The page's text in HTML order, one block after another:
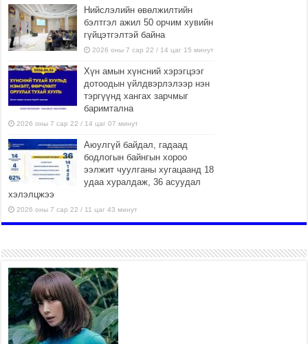
Нийслэлийн өвөлжилтийн
бэлтгэл ажил 50 орчим хувийн
гүйцэтгэлтэй байна
2026 оны 7 сар 22 / 14 цаг 15 минут
Хүн амын хүнсний хэрэгцээг
дотоодын үйлдвэрлэлээр нэн
тэргүүнд хангах зарчмыг
баримтална
2026 оны 7 сар 22 / 14 цаг 07 минут
Аюулгүй байдал, гадаад
бодлогын байнгын хороо
ээлжит чуулганы хугацаанд 18
удаа хуралдаж, 36 асуудал
хэлэлцжээ
2026 оны 7 сар 22 / 11 цаг 43 минут
боломжтой-Хүүхэд хөгжүүлэх
төв” байгуулах төсөлд төр,
хувийн хэвшлийн түншлэлийн хүрээнд хамтран
ажиллахыг урьж байна
2026 оны 7 сар 22 / 9 цаг 28 минут
Б.Пүрэвдагва: “Урт цагаан”-ыг залуучууд чөлөөт
цагаа өнгөрүүлдэг, жуулчид зорьж ирдэг цэг